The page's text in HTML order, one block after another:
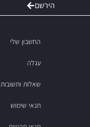
הירשם
החשבון שלי
עגלה
שאלות ותשובות
תנאי שימוש